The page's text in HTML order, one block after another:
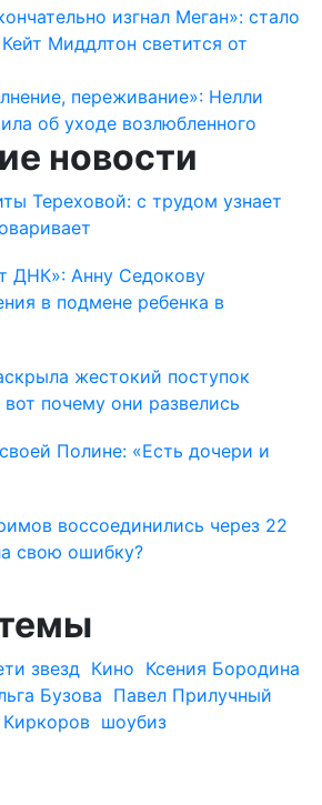
изгнал Меган»: стало
Миддлтон светится от
переживание»: Нелли
об уходе возлюбленного
новости
Тереховой: с трудом узнает
ДНК»: Анну Седокову
в подмене ребенка в
жестокий поступок
почему они развелись
Полине: «Есть дочери и
воссоединились через 22
свою ошибку?
звезд Кино Ксения Бородина
Бузова
Павел Прилучный
шоубиз